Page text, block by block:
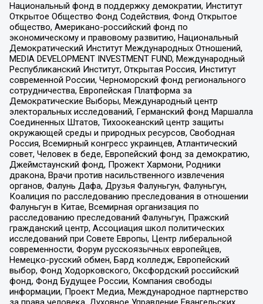
Национальный фонд в поддержку демократии, Институт
Открытое Общество Фонд Содействия, Фонд Открытое
общество, Американо-российский фонд по
экономическому и правовому развитию, Национальный
Демократический Институт Международных Отношений,
MEDIA DEVELOPMENT INVESTMENT FUND, Международный
Республиканский Институт, Открытая Россия, Институт
современной России, Черноморский фонд регионального
сотрудничества, Европейская Платформа за
Демократические Выборы, Международный центр
электоральных исследований, Германский фонд Маршалла
Соединенных Штатов, Тихоокеанский центр защиты
окружающей среды и природных ресурсов, Свободная
Россия, Всемирный конгресс украинцев, Атлантический
совет, Человек в беде, Европейский фонд за демократию,
Джеймстаунский фонд, Прожект Хармони, Родники
дракона, Врачи против насильственного извлечения
органов, Фалунь Дафа, Друзья Фалуньгун, Фалуньгун,
Коалиция по расследованию преследования в отношении
Фалуньгун в Китае, Всемирная организация по
расследованию преследований Фалуньгун, Пражский
гражданский центр, Ассоциация школ политических
исследований при Совете Европы, Центр либеральной
современности, Форум русскоязычных европейцев,
Немецко-русский обмен, Бард колледж, Европейский
выбор, Фонд Ходорковского, Оксфордский российский
фонд, Фонд Будущее России, Компания свободы
информации, Проект Медиа, Международное партнерство